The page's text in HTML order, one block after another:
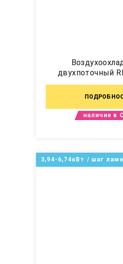
двухпоточный
наличие в
3,94-6,74кВт / шаг